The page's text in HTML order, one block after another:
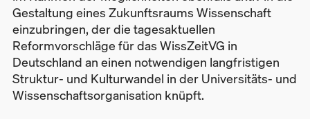
Gestaltung eines Zukunftsraums Wissenschaft
einzubringen, der die tagesaktuellen
Reformvorschläge für das WissZeitVG in
Deutschland an einen notwendigen langfristigen
Struktur- und Kulturwandel in der Universitäts- und
Wissenschaftsorganisation knüpft.